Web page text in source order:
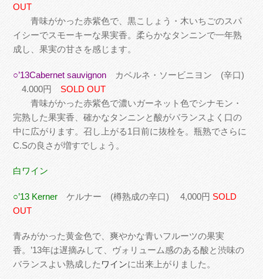
OUT
青味がかった赤紫色で、黒こしょう・木いちごのスパ
イシーでスモーキーな果実香。柔らかなタンニンで一年熟
成し、果実の甘さを感じます。
○’13Cabernet sauvignon カベルネ・ソービニヨン (辛口)
4.000円SOLD OUT
青味がかった赤紫色で濃いガーネット色でシナモン・
完熟した果実香、確かなタンニンと酸がバランスよく口の
中に広がります。召し上がる1日前に抜栓を。瓶熟でさらに
C.Sの良さが増すでしょう。
白ワイン
○’13 Kerner ケルナー (樽熟成の辛口) 4,000円SOLD
OUT
青みがかった黄金色で、爽やかな青いフルーツの果実
香。’13年は遅摘みして、ヴォリューム感のある酸と渋味の
バランスよい熟成した ワインに出来上がりました。